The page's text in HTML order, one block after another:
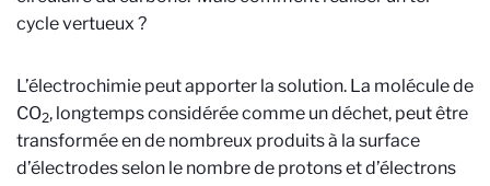
cycle vertueux ?
L’électrochimie peut apporter la solution. La molécule de
CO2, longtemps considérée comme un déchet, peut être
transformée en de nombreux produits à la surface
d’électrodes selon le nombre de protons et d’électrons